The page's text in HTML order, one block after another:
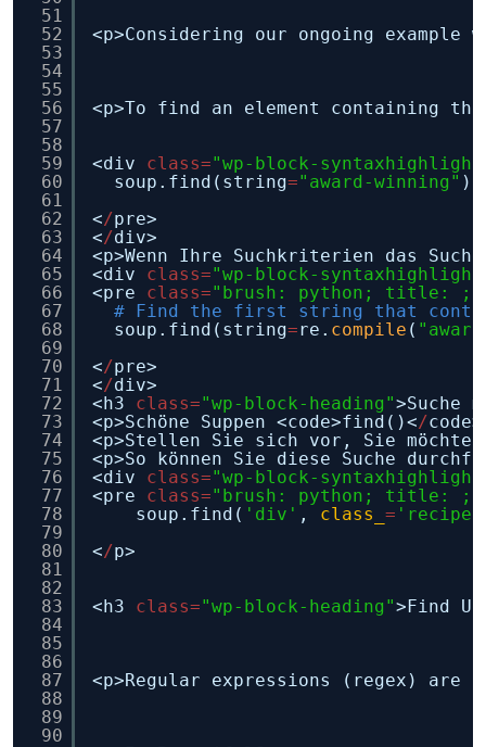
51
52
53
54
55
56
57
58
59
60
61
62
63
64
65
66
67
68
69
70
71
72
73
74
75
76
77
78
79
80
81
82
83
84
85
86
87
88
89
90
<p>Considering our ongoing
<p>To find an element containing
<div class="wp-block-
soup.find(string="award-winning" )
</pre>
</div>
<p>Wenn Ihre Suchkriterien das
<div class="wp-block-
<pre class="brush: python; title: ;
# Find the first string that
soup.find(string=re. compile (
</pre>
</div>
<h3 class="wp-block-heading">Suche
<p>Schöne Suppen <code>find()</
<p>Stellen Sie sich vor, Sie möchten
<p>So können Sie diese Suche
<div class="wp-block-
<pre class="brush: python; title: ;
soup.find( 'div' , class_ =
</p>
<h3 class="wp-block-heading">Find
<p>Regular expressions (regex)